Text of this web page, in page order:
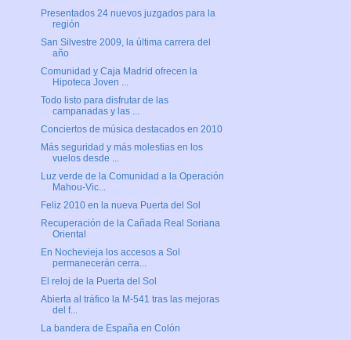
Presentados 24 nuevos juzgados para la
región
San Silvestre 2009, la última carrera del
año
Comunidad y Caja Madrid ofrecen la
Hipoteca Joven ...
Todo listo para disfrutar de las
campanadas y las ...
Conciertos de música destacados en 2010
Más seguridad y más molestias en los
vuelos desde ...
Luz verde de la Comunidad a la Operación
Mahou-Vic...
Feliz 2010 en la nueva Puerta del Sol
Recuperación de la Cañada Real Soriana
Oriental
En Nochevieja los accesos a Sol
permanecerán cerra...
El reloj de la Puerta del Sol
Abierta al tráfico la M-541 tras las mejoras
del f...
La bandera de España en Colón